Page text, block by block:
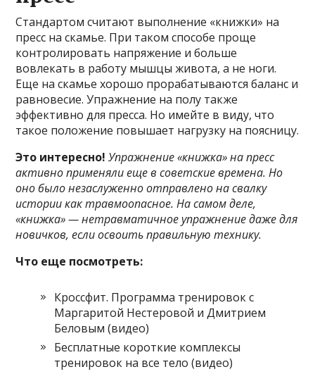
Стандартом считают выполнение «книжки» на
пресс на скамье. При таком способе проще
контролировать напряжение и больше
вовлекать в работу мышцы живота, а не ноги.
Еще на скамье хорошо прорабатываются баланс и
равновесие. Упражнение на полу также
эффективно для пресса. Но имейте в виду, что
такое положение повышает нагрузку на поясницу.
Это интересно!Упражнение «книжка» на пресс
активно применяли еще в советские времена. Но
оно было незаслуженно отправлено на свалку
истории как травмоопасное. На самом деле,
«книжка» — нетравматичное упражнение даже для
новичков, если освоить правильную технику.
Что еще посмотреть:
Кроссфит. Программа тренировок с
Маргаритой Нестеровой и Дмитрием
Беловым (видео)
Бесплатные короткие комплексы
тренировок на все тело (видео)